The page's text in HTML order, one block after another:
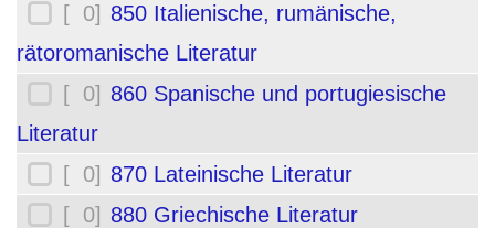
[ 0] 850 Italienische, rumänische,
rätoromanische Literatur
[ 0] 860 Spanische und portugiesische
Literatur
[ 0] 870 Lateinische Literatur
[ 0] 880 Griechische Literatur